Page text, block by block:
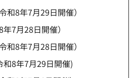
和8年7月29日開催）
7月28日開催）
和8年7月28日開催）
8年7月29日開催)